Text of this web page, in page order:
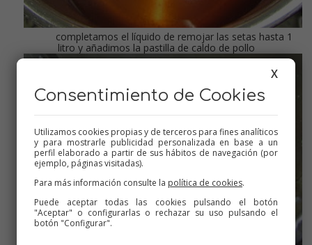
completamos el líquido de remojar las setas hasta 1
litro y añadimos la pastilla de caldo de pollo
X
Consentimiento de Cookies
Utilizamos cookies propias y de terceros para fines analíticos
y para mostrarle publicidad personalizada en base a un
perfil elaborado a partir de sus hábitos de navegación (por
ejemplo, páginas visitadas).
Para más información consulte la política de cookies.
Puede aceptar todas las cookies pulsando el botón
"Aceptar" o configurarlas o rechazar su uso pulsando el
botón "Configurar".